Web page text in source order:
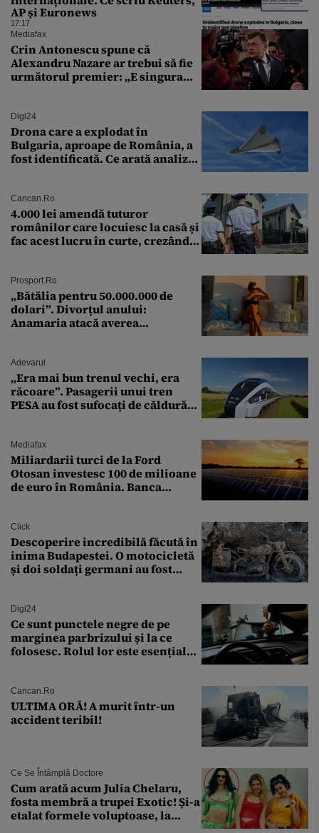
AP și Euronews
17:17
Mediafax
Crin Antonescu spune că
Alexandru Nazare ar trebui să fie
următorul premier: „E singura
Digi24
Drona care a explodat în
Bulgaria, aproape de România, a
fost identificată. Ce arată analiza
Cancan.ro
4.000 lei amendă tuturor
românilor care locuiesc la casă și
fac acest lucru în curte, crezând
Prosport.ro
„Bătălia pentru 50.000.000 de
dolari”. Divorțul anului:
Anamaria atacă averea
Adevarul
„Era mai bun trenul vechi, era
răcoare”. Pasagerii unui tren
PESA au fost sufocați de căldură
Mediafax
Miliardarii turci de la Ford
Otosan investesc 100 de milioane
de euro în România. Banca
Click
Descoperire incredibilă făcută în
inima Budapestei. O motocicletă
și doi soldați germani au fost
Digi24
Ce sunt punctele negre de pe
marginea parbrizului și la ce
folosesc. Rolul lor este esențial
Cancan.ro
ULTIMA ORĂ! A murit într-un
accident teribil!
Ce Se Întâmplă Doctore
Cum arată acum Julia Chelaru,
fosta membră a trupei Exotic! Și-a
etalat formele voluptoase, la